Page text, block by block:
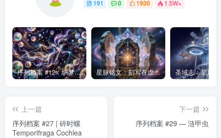
191 0 1930 1.5W+
序列档案 #12：织梦者——第七序列的编织者 星脉铭文：刻写在虚空中的永恒律法
上一篇
序列档案 #27 | 碎时螺
Temporifraga Cochlea
下一篇
序列档案 #29 — 涟甲虫